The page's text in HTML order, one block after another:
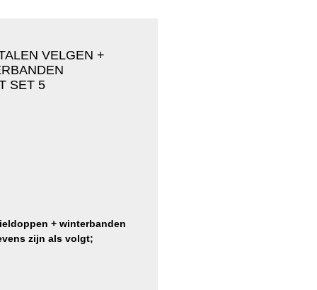
VELGEN +
SET 5
+ winterbanden
zijn als volgt;